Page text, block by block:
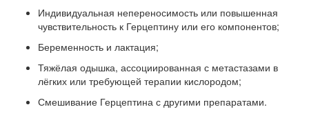
Индивидуальная непереносимость или повышенная
чувствительность к Герцептину или его компонентов;
Беременность и лактация;
Тяжёлая одышка, ассоциированная с метастазами в
лёгких или требующей терапии кислородом;
Смешивание Герцептина с другими препаратами.